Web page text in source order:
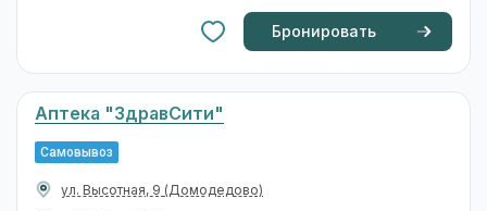
Бронировать
Аптека "ЗдравСити"
Самовывоз
ул. Высотная, 9 (Домодедово)